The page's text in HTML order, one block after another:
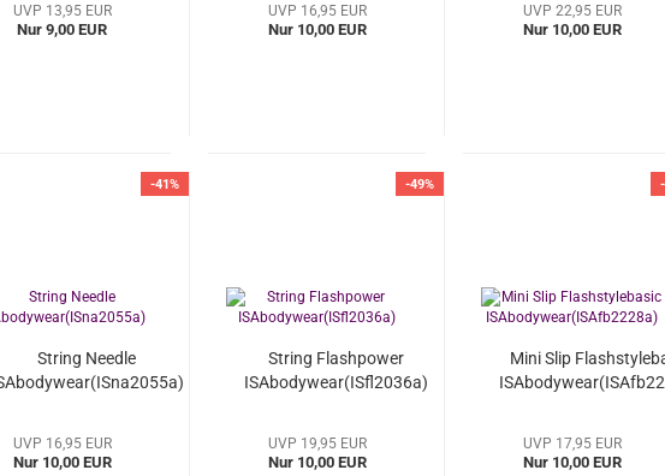
UVP 13,95 EUR
Nur 9,00 EUR
UVP 16,95 EUR
Nur 10,00 EUR
UVP 22,95 EUR
Nur 10,00 EUR
-41%
String Needle
UVP 16,95 EUR
Nur 10,00 EUR
-49%
String Flashpower
ISAbodywear(ISfl2036a)
UVP 19,95 EUR
Nur 10,00 EUR
Mini Slip
UVP 17,95 EUR
Nur 10,00 EUR